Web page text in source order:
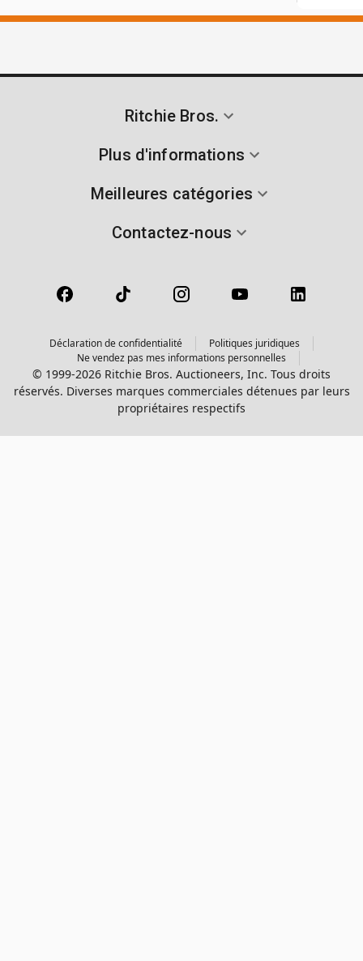
Ritchie Bros.
Plus d'informations
Meilleures catégories
Contactez-nous
Déclaration de confidentialité
Politiques juridiques
Ne vendez pas mes informations personnelles
© 1999-2026 Ritchie Bros. Auctioneers, Inc. Tous droits
réservés. Diverses marques commerciales détenues par leurs
propriétaires respectifs